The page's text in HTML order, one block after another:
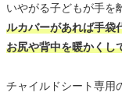
いやがる子どもが手を
ルカバーがあれば手袋
お尻や背中を暖かくし
チャイルドシート専用